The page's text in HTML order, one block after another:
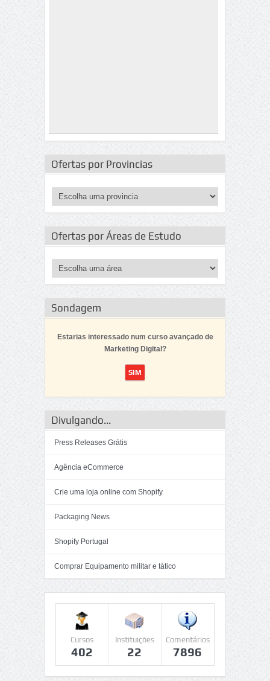
Ofertas por Provincias
Ofertas por Áreas de Estudo
Sondagem
Estarias interessado num curso avançado de
Marketing Digital?
Divulgando...
Press Releases Grátis
Agência eCommerce
Crie uma loja online com Shopify
Packaging News
Shopify Portugal
Comprar Equipamento militar e tático
Cursos
402
Instituições
22
Comentários
7896